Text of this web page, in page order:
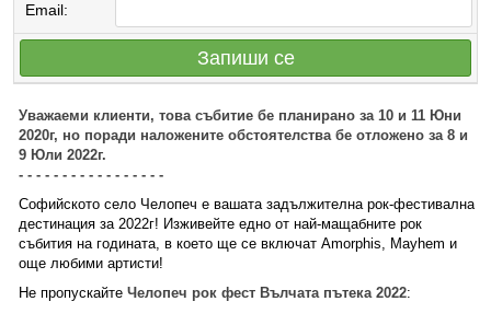
Email:
Запиши се
Уважаеми клиенти, това събитие бе планирано за 10 и 11 Юни
2020г, но поради наложените обстоятелства бе отложено за 8 и
9 Юли 2022г.
- - - - - - - - - - - - - - - - -
Софийското село Челопеч е вашата задължителна рок-фестивална
дестинация за 2022г! Изживейте едно от най-мащабните рок
събития на годината, в което ще се включат Amorphis, Mayhem и
още любими артисти!
Не пропускайте Челопеч рок фест Вълчата пътека 2022: